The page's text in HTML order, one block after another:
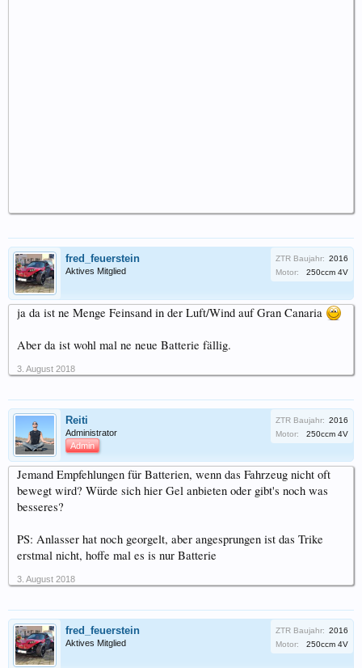
fred_feuerstein
Aktives Mitglied
ZTR Baujahr: 2016
Motor:
250ccm 4V
ja da ist ne Menge Feinsand in der Luft/Wind auf Gran Canaria
Aber da ist wohl mal ne neue Batterie fällig.
3. August 2018
Reiti
Administrator
Admin
ZTR Baujahr: 2016
Motor:
250ccm 4V
Jemand Empfehlungen für Batterien, wenn das Fahrzeug nicht oft
bewegt wird? Würde sich hier Gel anbieten oder gibt's noch was
besseres?
PS: Anlasser hat noch georgelt, aber angesprungen ist das Trike
erstmal nicht, hoffe mal es is nur Batterie
3. August 2018
fred_feuerstein
Aktives Mitglied
ZTR Baujahr: 2016
Motor:
250ccm 4V